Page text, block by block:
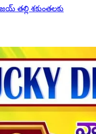
తల్లి శకుంతలకు